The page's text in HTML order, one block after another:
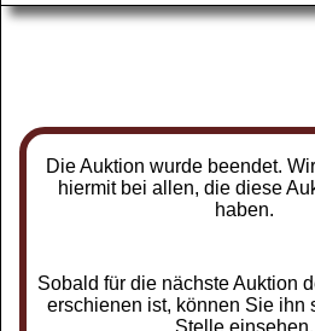
Die Auktion wurde beendet.
hiermit bei allen, die diese
haben.
Sobald für die nächste Auktion
erschienen ist, können Sie ihn
Stelle einsehen.